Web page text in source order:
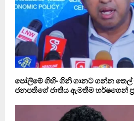
පෝලිමේ ගිහිං ගිනි ගානට ගන්න තෙල්
ජනපතිගේ ජාතිය ඇමතීම හර්ෂගෙන්